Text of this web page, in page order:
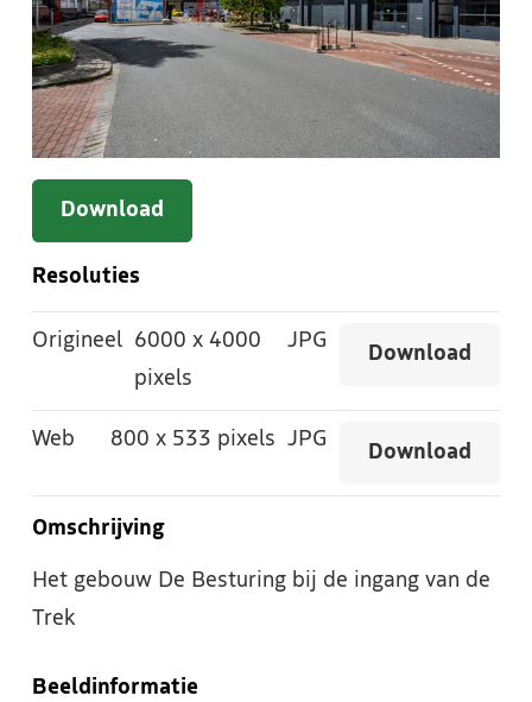
Download
Resoluties
Origineel 6000 x 4000
pixels
JPG
Download
Web 800 x 533 pixels JPG
Download
Omschrijving
Het gebouw De Besturing bij de ingang van de
Trek
Beeldinformatie